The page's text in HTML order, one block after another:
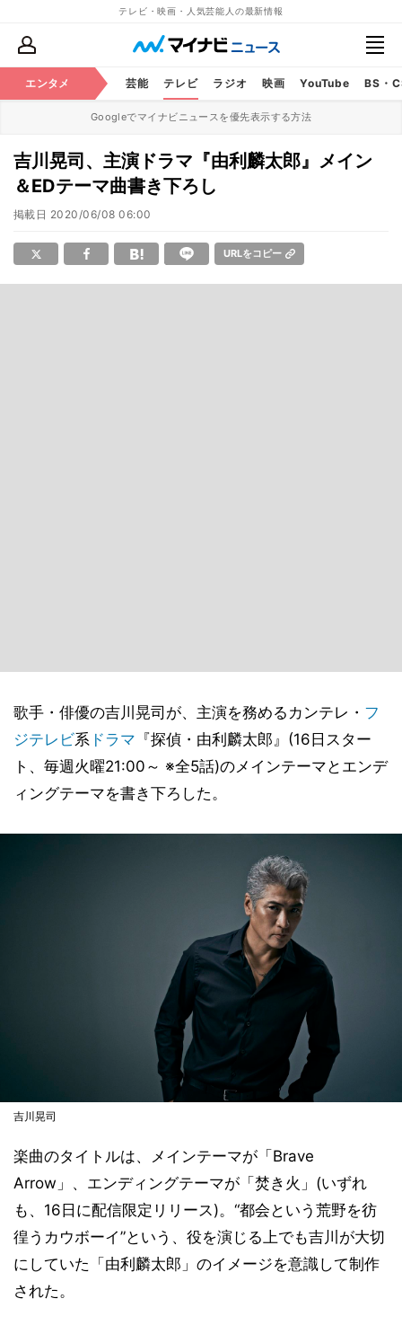
テレビ・映画・人気芸能人の最新情報
エンタメ 芸能 テレビ ラジオ 映画 YouTube BS・
Googleでマイナビニュースを優先表示する方法
吉川晃司、主演ドラマ『由利麟太郎』メイン
＆EDテーマ曲書き下ろし
掲載日 2020/06/08 06:00
URLをコピー
歌手・俳優の吉川晃司が、主演を務めるカンテレ・ フ
ジテレビ系 ドラマ 『探偵・由利麟太郎』(16日スター
ト、毎週火曜21:00～ ※全5話)のメインテーマとエンデ
ィングテーマを書き下ろした。
吉川晃司
楽曲のタイトルは、メインテーマが「Brave
Arrow」、エンディングテーマが「焚き火」(いずれ
も、16日に配信限定リリース)。“都会という荒野を彷
徨うカウボーイ”という、役を演じる上でも吉川が大切
にしていた「由利麟太郎」のイメージを意識して制作
された。